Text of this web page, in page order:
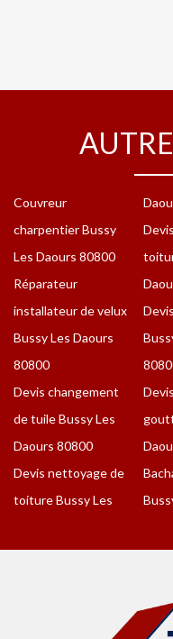
Couvreur
charpentier Bussy
Les Daours 80800
Réparateur
installateur de velux
Bussy Les Daours
80800
Devis changement
de tuile Bussy Les
Daours 80800
Devis nettoyage de
toiture Bussy Les